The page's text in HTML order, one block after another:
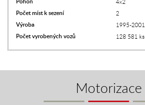
Počet míst k sezení 2
Výroba 1995-2001
Počet vyrobených vozů 128 581 ks
Motorizace